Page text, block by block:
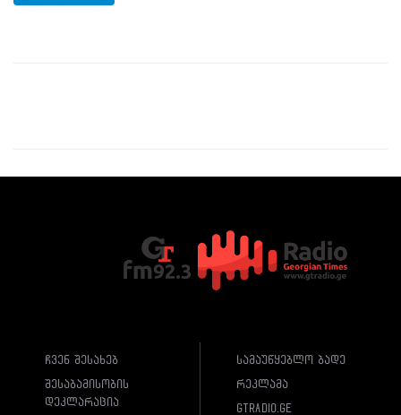
ჩვენ შესახებ
შესაბამისობის
დეკლარაცია
სამაუწყებლო ბადე
რეკლამა
gtradio.ge